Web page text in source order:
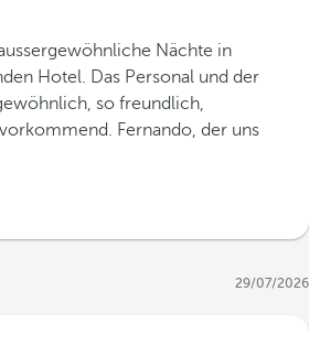
Nächte in
Hotel. Das Personal und der
Fernando, der uns
29/07/2026